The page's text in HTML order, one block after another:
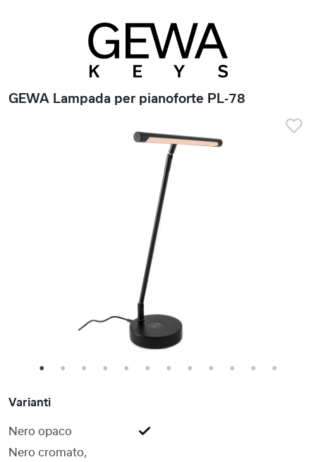
GEWA Lampada per pianoforte PL-78
1 2 3 4 5 6 7 8 9 10 11 12
Varianti
Nero opaco
Nero cromato,